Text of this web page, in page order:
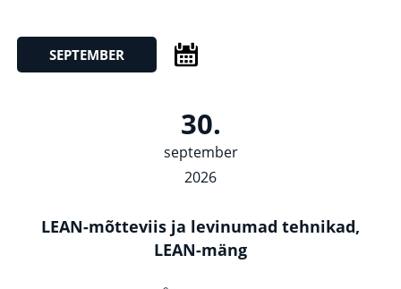
SEPTEMBER
30.
september
2026
LEAN-mõtteviis ja levinumad tehnikad,
LEAN-mäng